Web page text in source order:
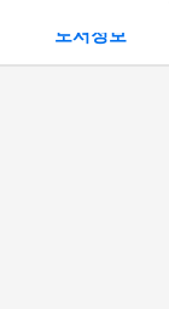
도서정보